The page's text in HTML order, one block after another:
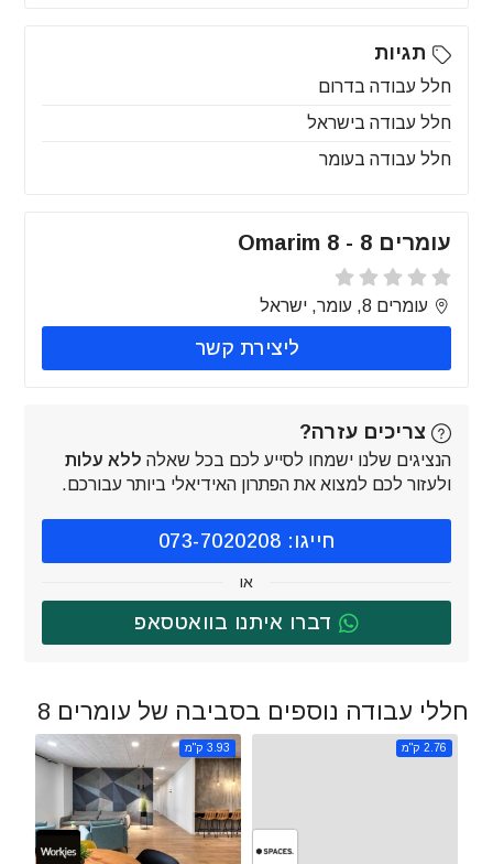
תגיות
חלל עבודה בדרום
חלל עבודה בישראל
חלל עבודה בעומר
עומרים 8 - Omarim 8
עומרים 8, עומר, ישראל
ליצירת קשר
צריכים עזרה?
הנציגים שלנו ישמחו לסייע לכם בכל שאלה ללא עלות
ולעזור לכם למצוא את הפתרון האידיאלי ביותר עבורכם.
חייגו: 073-7020208
או
דברו איתנו בוואטסאפ
חללי עבודה נוספים בסביבה של עומרים 8
2.76 ק"מ 3.93 ק"מ